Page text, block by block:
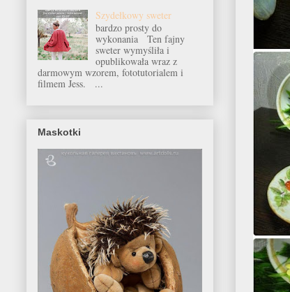
Szydełkowy sweter
bardzo prosty do
wykonania Ten fajny
sweter wymyśliła i
opublikowała wraz z
darmowym wzorem, fototutorialem i
filmem Jess. ...
Maskotki